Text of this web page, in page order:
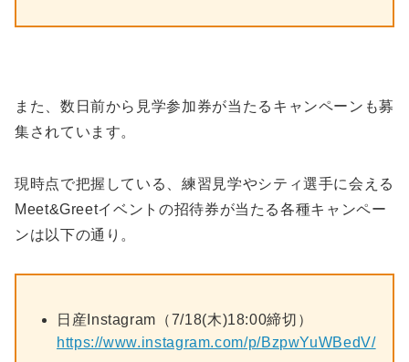
また、数日前から見学参加券が当たるキャンペーンも募
集されています。
現時点で把握している、練習見学やシティ選手に会える
Meet&Greetイベントの招待券が当たる各種キャンペー
ンは以下の通り。
日産Instagram（7/18(木)18:00締切）
https://www.instagram.com/p/BzpwYuWBedV/